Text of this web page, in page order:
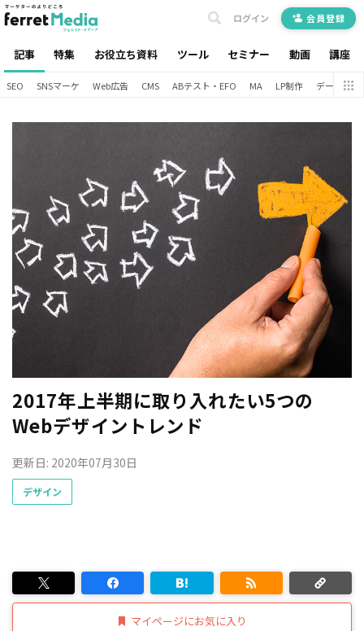
記事 特集 お役立ち資料 ツール セミナー 動画 講座
ログイン 会員登録
SEO SNSマーケ Web広告 CMS ABテスト・EFO MA LP制作 データ分析
2017年上半期に取り入れたい5つの
Webデザイントレンド
更新日: 2020年07月30日
デザイン
マイページにお気に入り